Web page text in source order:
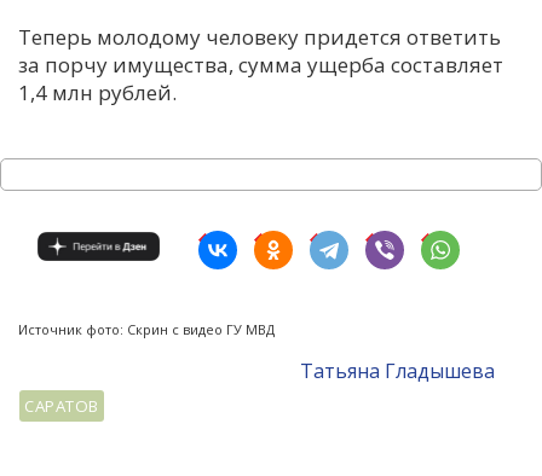
Теперь молодому человеку придется ответить
за порчу имущества, сумма ущерба составляет
1,4 млн рублей.
Источник фото: Скрин с видео ГУ МВД
Татьяна Гладышева
САРАТОВ